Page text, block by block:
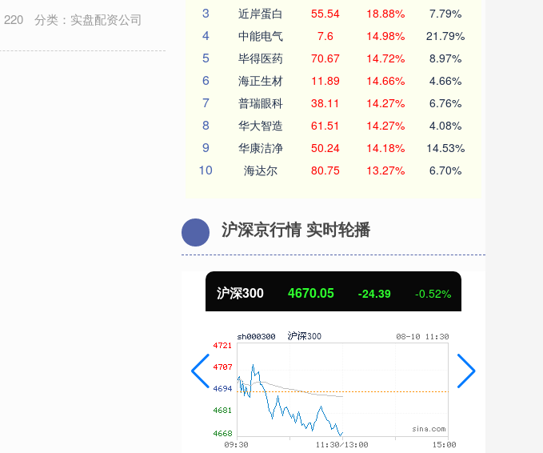
220 分类： 实盘配资公司 3 近岸蛋白 55.54 18.88% 7.79%
4 中能电气 7.6 14.98% 21.79%
5 毕得医药 70.67 14.72% 8.97%
6 海正生材 11.89 14.66% 4.66%
7 普瑞眼科 38.11 14.27% 6.76%
8 华大智造 61.51 14.27% 4.08%
9 华康洁净 50.24 14.18% 14.53%
10 海达尔 80.75 13.27% 6.70%
沪深京行情 实时轮播
北证50 1125.45 -8.79 -0.78%